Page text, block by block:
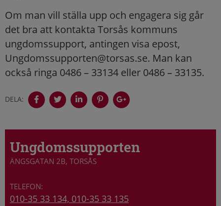
Om man vill ställa upp och engagera sig går
det bra att kontakta Torsås kommuns
ungdomssupport, antingen visa epost,
Ungdomssupporten@torsas.se. Man kan
också ringa 0486 – 33134 eller 0486 – 33135.
DELA:
Ungdomssupporten
ÄNGSGATAN 2B, TORSÅS
010-35 33 134, 010-35 33 135